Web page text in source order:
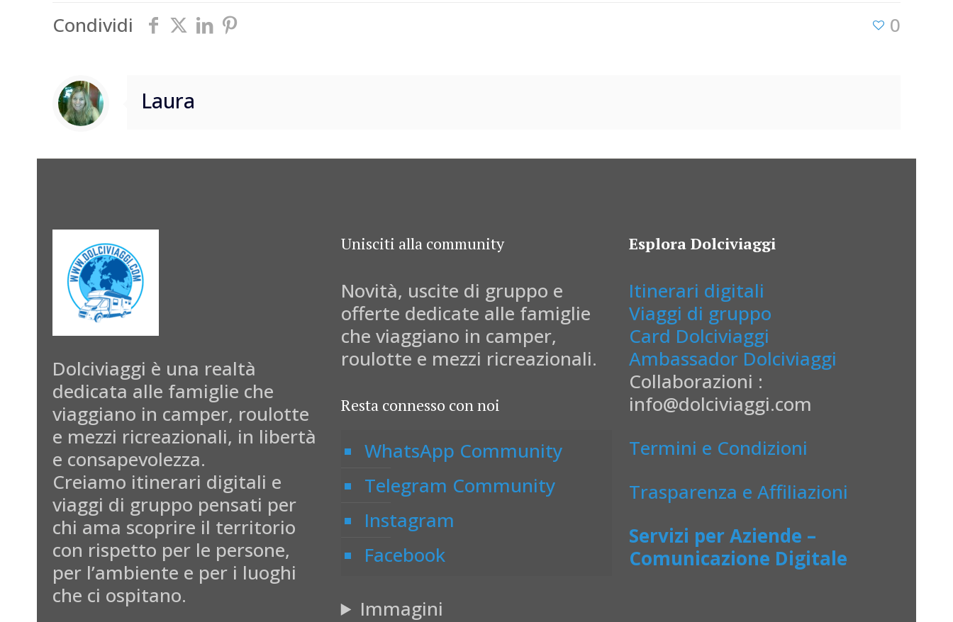
Condividi 0
Laura
Dolciviaggi è una realtà
dedicata alle famiglie che
viaggiano in camper, roulotte
e mezzi ricreazionali, in libertà
e consapevolezza.
Creiamo itinerari digitali e
viaggi di gruppo pensati per
chi ama scoprire il territorio
con rispetto per le persone,
per l’ambiente e per i luoghi
che ci ospitano.
Unisciti alla community
Novità, uscite di gruppo e
offerte dedicate alle famiglie
che viaggiano in camper,
roulotte e mezzi ricreazionali.
Resta connesso con noi
WhatsApp Community
Telegram Community
Instagram
Facebook
Immagini
Esplora Dolciviaggi
Itinerari digitali
Viaggi di gruppo
Card Dolciviaggi
Ambassador Dolciviaggi
Collaborazioni :
info@dolciviaggi.com
Termini e Condizioni
Trasparenza e Affiliazioni
Servizi per Aziende –
Comunicazione Digitale